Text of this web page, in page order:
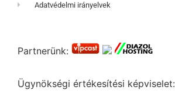
Adatvédelmi irányelvek
Partnerünk:
Ügynökségi értékesítési képviselet: